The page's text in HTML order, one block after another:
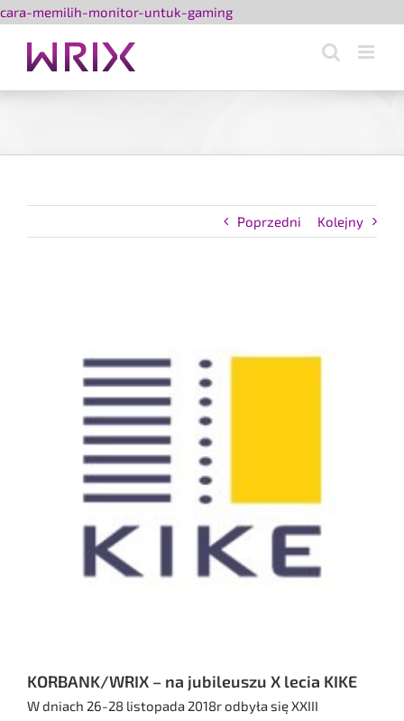
cara-memilih-monitor-untuk-gamingPrzejdź
Poprzedni Kolejny
KORBANK/WRIX – na jubileuszu X lecia KIKE
W dniach 26-28 listopada 2018r odbyła się XXIII